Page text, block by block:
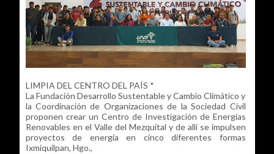
LIMPIA DEL CENTRO DEL PAÍS *
La Fundación Desarrollo Sustentable y Cambio Climático y
la Coordinación de Organizaciones de la Sociedad Civil
proponen crear un Centro de Investigación de Energías
Renovables en el Valle del Mezquital y de allí se impulsen
proyectos de energía en cinco diferentes formas
Ixmiquilpan, Hgo.,